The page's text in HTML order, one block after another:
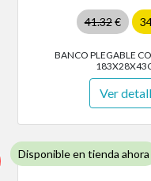
41.32€
BANCO PLEGABLE
Ver
Disponible en tienda ahora